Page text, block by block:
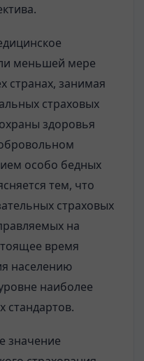
меньшей мере
странах, занимая
страховых
здоровья
особо бедных
тем, что
страховых
на
время
населению
наиболее
стандартов.
значение